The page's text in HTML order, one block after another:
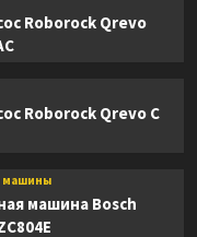
Roborock Qrevo
Roborock Qrevo C
машины
машина Bosch